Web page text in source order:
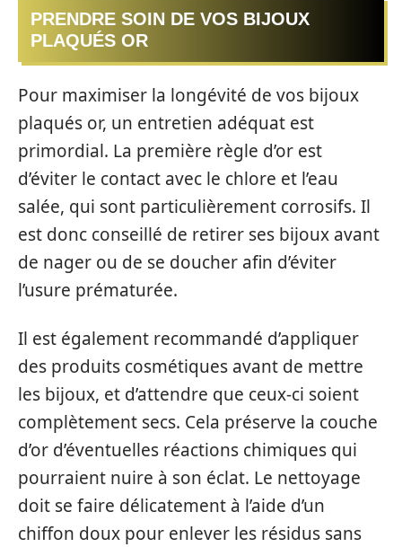
PRENDRE SOIN DE VOS BIJOUX
PLAQUÉS OR
Pour maximiser la longévité de vos bijoux
plaqués or, un entretien adéquat est
primordial. La première règle d’or est
d’éviter le contact avec le chlore et l’eau
salée, qui sont particulièrement corrosifs. Il
est donc conseillé de retirer ses bijoux avant
de nager ou de se doucher afin d’éviter
l’usure prématurée.
Il est également recommandé d’appliquer
des produits cosmétiques avant de mettre
les bijoux, et d’attendre que ceux-ci soient
complètement secs. Cela préserve la couche
d’or d’éventuelles réactions chimiques qui
pourraient nuire à son éclat. Le nettoyage
doit se faire délicatement à l’aide d’un
chiffon doux pour enlever les résidus sans